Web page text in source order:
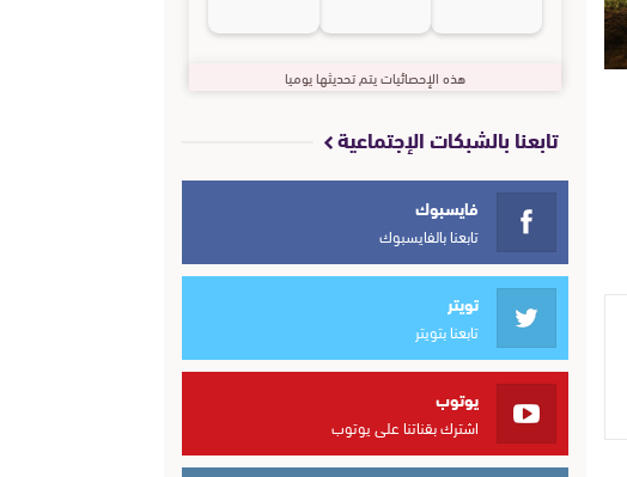
هذه الإحصائيات يتم تحديثها يوميا
تابعنا بالشبكات الإجتماعية
فايسبوك
تابعنا بالفايسبوك
تويتر
تابعنا بتويتر
يوتوب
اشترك بقناتنا على يوتوب